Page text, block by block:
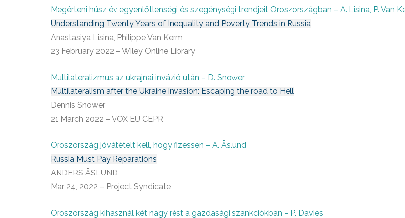
Megérteni húsz év egyenlőtlenségi és szegénységi trendjeit Oroszországban – A. Lisina, P. Van
Understanding Twenty Years of Inequality and Poverty Trends in Russia
Anastasiya Lisina, Philippe Van Kerm
23 February 2022 – Wiley Online Library
Multilateralizmus az ukrajnai invázió után – D. Snower
Multilateralism after the Ukraine invasion: Escaping the road to Hell
Dennis Snower
21 March 2022 – VOX EU CEPR
Oroszország jóvátételt kell, hogy fizessen – A. Åslund
Russia Must Pay Reparations
ANDERS ÅSLUND
Mar 24, 2022 – Project Syndicate
Oroszország kihasznál két nagy rést a gazdasági szankciókban – P. Davies